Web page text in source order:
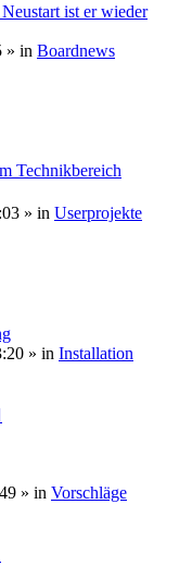
ist er wieder
» in Boardnews
Technikbereich
» in Userprojekte
» in Installation
» in Vorschläge